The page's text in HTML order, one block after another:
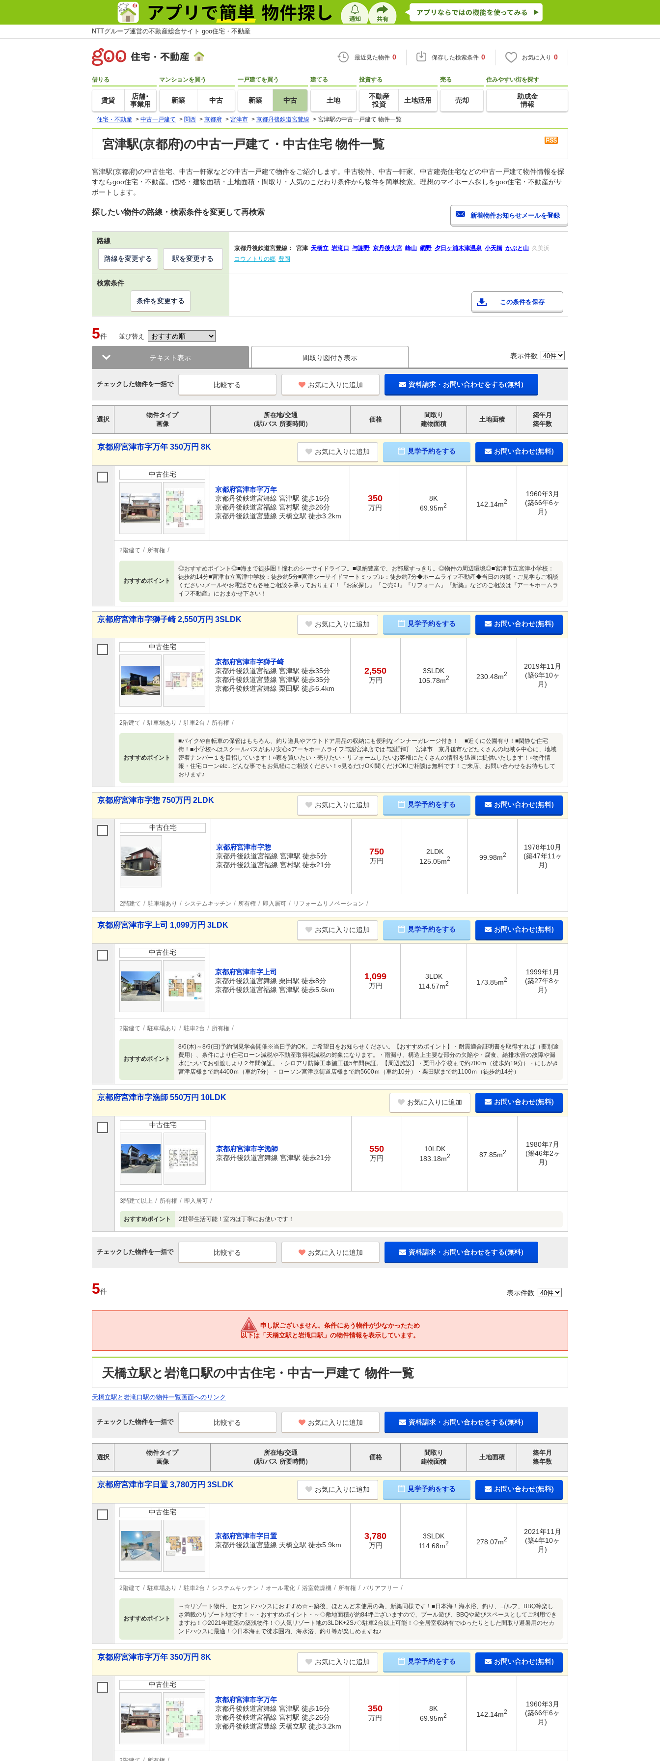
NTTグループ運営の不動産総合サイト goo住宅・不動産
最近見た物件 0 保存した検索条件 0 お気に入り 0
借りる
賃貸
店舗･
事業用
マンションを買う
新築 中古
一戸建てを買う
新築 中古
建てる
土地
投資する
不動産
投資
土地活用
売る
売却
住みやすい街を探す
助成金
情報
住宅・不動産 > 中古一戸建て > 関西 > 京都府 > 宮津市 > 京都丹後鉄道宮豊線 > 宮津駅の中古一戸建て 物件一覧
宮津駅(京都府)の中古一戸建て・中古住宅 物件一覧
宮津駅(京都府)の中古住宅、中古一軒家などの中古一戸建て物件をご紹介します。中古物件、中古一軒家、中古建売住宅などの中古一戸建て物件情報を探
すならgoo住宅・不動産。価格・建物面積・土地面積・間取り・人気のこだわり条件から物件を簡単検索。理想のマイホーム探しをgoo住宅・不動産がサ
ポートします。
探したい物件の路線・検索条件を変更して再検索
路線
京都丹後鉄道宮豊線： 宮津 天橋立 岩滝口 与謝野 京丹後大宮 峰山 網野 夕日ヶ浦木津温泉 小天橋 かぶと山 久美浜
コウノトリの郷 豊岡
路線を変更する 駅を変更する
検索条件
この条件を保存
条件を変更する
5件 並び替え
テキスト表示 間取り図付き表示 表示件数
チェックした物件を一括で お気に入りに追加 資料請求・お問い合わせをする(無料)
選択
物件タイプ
画像
所在地/交通
（駅/バス 所要時間）
価格
間取り
建物面積
土地面積
築年月
築年数
京都府宮津市字万年 350万円 8K
お気に入りに追加 見学予約をする お問い合わせ(無料)
中古住宅
京都府宮津市字万年
京都丹後鉄道宮舞線 宮津駅 徒歩16分
京都丹後鉄道宮福線 宮村駅 徒歩26分
京都丹後鉄道宮豊線 天橋立駅 徒歩3.2km
350
万円
8K
69.95m2 142.14m2
1960年3月
(築66年6ヶ
月)
2階建て 所有権
おすすめポイント
◎おすすめポイント◎■海まで徒歩圏！憧れのシーサイドライフ。■収納豊富で、お部屋すっきり。◎物件の周辺環境◎■宮津市立宮津小学校：
徒歩約14分■宮津市立宮津中学校：徒歩約5分■宮津シーサイドマートミップル：徒歩約7分◆ホームライフ不動産◆当日の内覧・ご見学もご相談
ください♪メールやお電話でも各種ご相談を承っております！『お家探し』『ご売却』『リフォーム』『新築』などのご相談は『アーキホームラ
イフ不動産』におまかせ下さい！
京都府宮津市字獅子崎 2,550万円 3SLDK
お気に入りに追加 見学予約をする お問い合わせ(無料)
中古住宅
京都府宮津市字獅子崎
京都丹後鉄道宮福線 宮津駅 徒歩35分
京都丹後鉄道宮豊線 宮津駅 徒歩35分
京都丹後鉄道宮舞線 栗田駅 徒歩6.4km
2,550
万円
3SLDK
105.78m2 230.48m2
2019年11月
(築6年10ヶ
月)
2階建て 駐車場あり 駐車2台 所有権
おすすめポイント
■バイクや自転車の保管はもちろん、釣り道具やアウトドア用品の収納にも便利なインナーガレージ付き！ ■近くに公園有り！■閑静な住宅
街！■小学校へはスクールバスがあり安心○アーキホームライフ与謝宮津店では与謝野町 宮津市 京丹後市などたくさんの地域を中心に、地域
密着ナンバー１を目指しています！○家を買いたい・売りたい・リフォームしたいお客様にたくさんの情報を迅速に提供いたします！○物件情
報・住宅ローンetc...どんな事でもお気軽にご相談ください！○見るだけOK!聞くだけOK!ご相談は無料です！ご来店、お問い合わせをお待ちして
おります♪
京都府宮津市字惣 750万円 2LDK
お気に入りに追加 見学予約をする お問い合わせ(無料)
中古住宅
京都府宮津市字惣
京都丹後鉄道宮福線 宮津駅 徒歩5分
京都丹後鉄道宮福線 宮村駅 徒歩21分
750
万円
2LDK
125.05m2 99.98m2
1978年10月
(築47年11ヶ
月)
2階建て 駐車場あり システムキッチン 所有権 即入居可 リフォームリノベーション
京都府宮津市字上司 1,099万円 3LDK
お気に入りに追加 見学予約をする お問い合わせ(無料)
中古住宅
京都府宮津市字上司
京都丹後鉄道宮舞線 栗田駅 徒歩8分
京都丹後鉄道宮福線 宮津駅 徒歩5.6km
1,099
万円
3LDK
114.57m2 173.85m2
1999年1月
(築27年8ヶ
月)
2階建て 駐車場あり 駐車2台 所有権
おすすめポイント
8/6(木)～8/9(日)予約制見学会開催※当日予約OK。ご希望日をお知らせください。【おすすめポイント】・耐震適合証明書を取得すれば（要別途
費用）、条件により住宅ローン減税や不動産取得税減税の対象になります。・雨漏り、構造上主要な部分の欠陥や・腐食、給排水管の故障や漏
水についてお引渡しより２年間保証。・シロアリ防除工事施工後5年間保証。【周辺施設】・栗田小学校まで約700ｍ（徒歩約19分）・にしがき
宮津店様まで約4400ｍ（車約7分）・ローソン宮津京街道店様まで約5600ｍ（車約10分）・栗田駅まで約1100ｍ（徒歩約14分）
京都府宮津市字漁師 550万円 10LDK
お気に入りに追加 お問い合わせ(無料)
中古住宅
京都府宮津市字漁師
京都丹後鉄道宮舞線 宮津駅 徒歩21分
550
万円
10LDK
183.18m2 87.85m2
1980年7月
(築46年2ヶ
月)
3階建て以上 所有権 即入居可
おすすめポイント 2世帯生活可能！室内は丁寧にお使いです！
チェックした物件を一括で お気に入りに追加 資料請求・お問い合わせをする(無料)
5件 表示件数
申し訳ございません。条件にあう物件が少なかったため
以下は「天橋立駅と岩滝口駅」の物件情報を表示しています。
天橋立駅と岩滝口駅の中古住宅・中古一戸建て 物件一覧
天橋立駅と岩滝口駅の物件一覧画面へのリンク
チェックした物件を一括で お気に入りに追加 資料請求・お問い合わせをする(無料)
選択
物件タイプ
画像
所在地/交通
（駅/バス 所要時間）
価格
間取り
建物面積
土地面積
築年月
築年数
京都府宮津市字日置 3,780万円 3SLDK
お気に入りに追加 見学予約をする お問い合わせ(無料)
中古住宅
京都府宮津市字日置
京都丹後鉄道宮豊線 天橋立駅 徒歩5.9km
3,780
万円
3SLDK
114.68m2 278.07m2
2021年11月
(築4年10ヶ
月)
2階建て 駐車場あり 駐車2台 システムキッチン オール電化 浴室乾燥機 所有権 バリアフリー
おすすめポイント
～☆リゾート物件、セカンドハウスにおすすめ☆～築後、ほとんど未使用の為、新築同様です！■日本海！海水浴、釣り、ゴルフ、BBQ等楽し
さ満載のリゾート地です！～・おすすめポイント・～◇敷地面積が約84坪ございますので、プール遊び、BBQや遊びスペースとしてご利用でき
ますね！◇2021年建築の築浅物件！◇人気リゾート地の3LDK+2S♪◇駐車2台以上可能！◇全居室収納有でゆったりとした間取り避暑用のセカ
ンドハウスに最適！◇日本海まで徒歩圏内、海水浴、釣り等が楽しめますね♪
京都府宮津市字万年 350万円 8K
お気に入りに追加 見学予約をする お問い合わせ(無料)
中古住宅
京都府宮津市字万年
京都丹後鉄道宮舞線 宮津駅 徒歩16分
京都丹後鉄道宮福線 宮村駅 徒歩26分
京都丹後鉄道宮豊線 天橋立駅 徒歩3.2km
350
万円
8K
69.95m2 142.14m2
1960年3月
(築66年6ヶ
月)